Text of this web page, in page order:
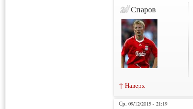
Спаров
↑ Наверх
Ср, 09/12/2015 - 21:19